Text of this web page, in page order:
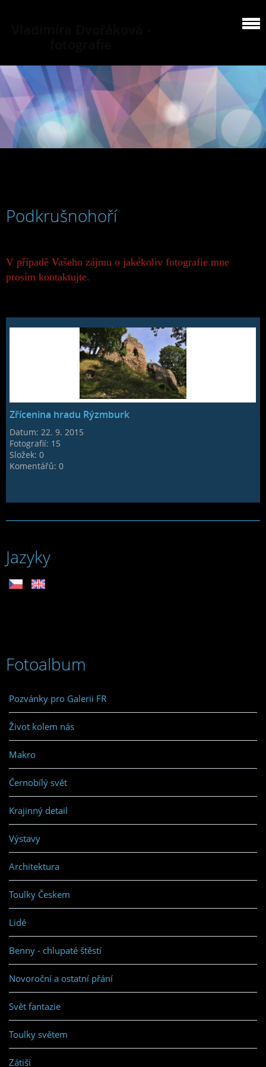
Podkrušnohoří
V případě Vašeho zájmu o jakékoliv fotografie mne
prosím kontaktujte.
Zřícenina hradu Rýzmburk
Datum: 22. 9. 2015
Fotografií: 15
Složek:0
Komentářů:0
Jazyky
Fotoalbum
Pozvánky pro Galerii FR
Život kolem nás
Makro
Černobílý svět
Krajinný detail
Výstavy
Architektura
Toulky Českem
Lidé
Benny - chlupaté štěstí
Novoroční a ostatní přání
Svět fantazie
Toulky světem
Zátiší